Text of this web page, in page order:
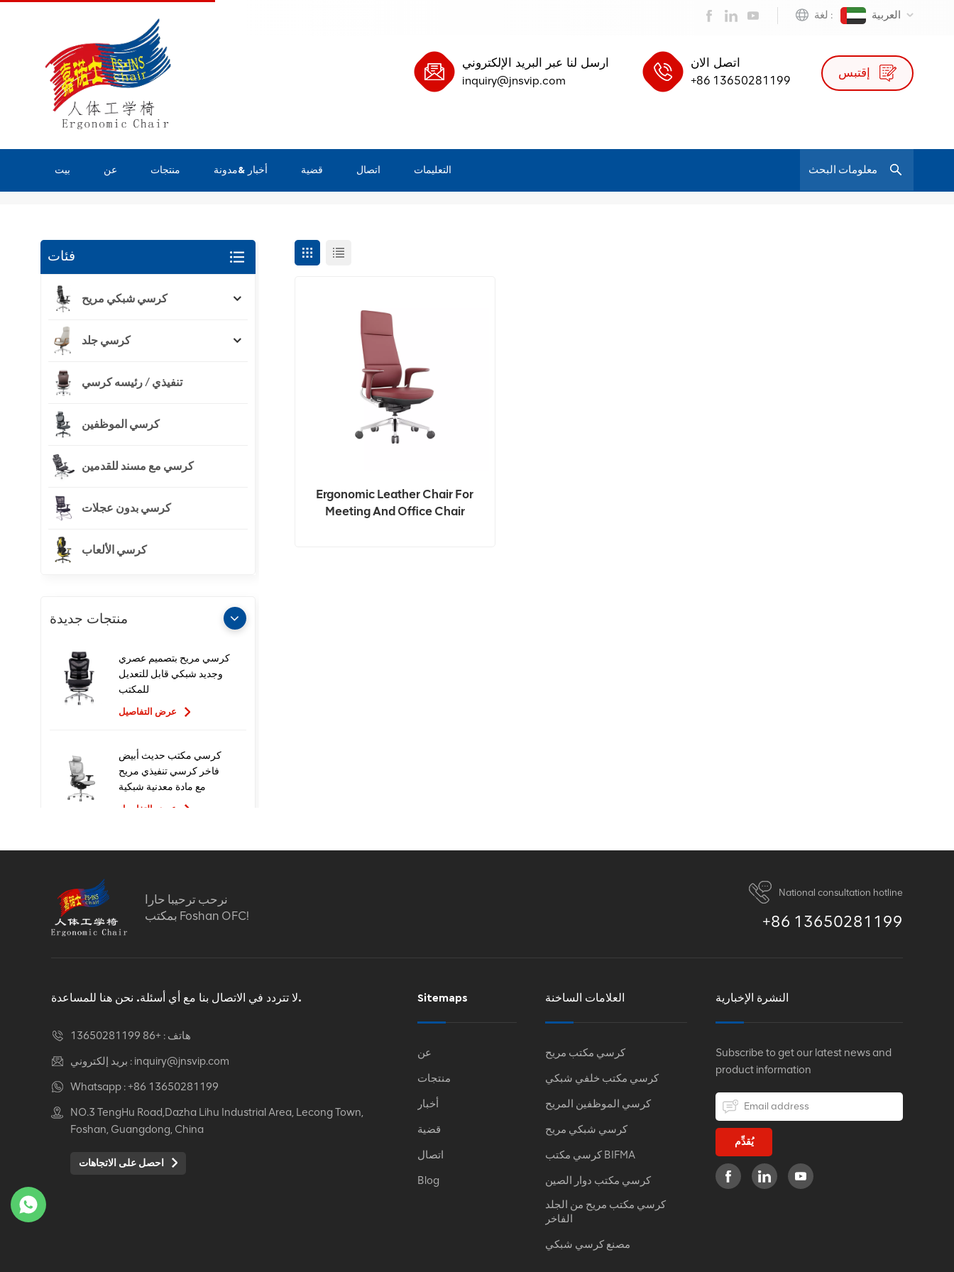
لغة :
ارسل لنا عبر البريد الإلكتروني
inquiry@jnsvip.com
اتصل الان
+86 13650281199
بيت عن منتجات أخبار &مدونة قضية اتصال التعليمات
يبحث
Ergonomic Leather Chair For
Meeting And Office Chair
فئات
كرسي شبكي مريح
كرسي جلد
تنفيذي / رئيسه كرسي
كرسي الموظفين
كرسي مع مسند للقدمين
كرسي بدون عجلات
كرسي الألعاب
منتجات جديدة
كرسي مريح بتصميم عصري
وجديد شبكي قابل للتعديل
للمكتب
كرسي مكتب حديث أبيض
فاخر كرسي تنفيذي مريح
مع مادة معدنية شبكية
للاستخدام المكتبي
تصميم جديد عالي الجودة
عرض التفاصيل
كرسي جلدي مريح Auding:
المكتبي والمنزلي
عرض التفاصيل
كرسي جلدي مريح من
طوال اليوم
نرحب ترحيبا حارا
بمكتب Foshan OFC!
National consultation hotline
+86 13650281199
لا تتردد في الاتصال بنا مع أي أسئلة. نحن هنا للمساعدة.
هاتف : +86 13650281199
بريد إلكتروني : inquiry@jnsvip.com
Whatsapp :+86 13650281199
NO.3 TengHu Road,Dazha Lihu Industrial Area, Lecong Town,
Foshan, Guangdong, China
Sitemaps
عن
منتجات
أخبار
قضية
اتصال
Blog
العلامات الساخنة
كرسي مكتب مريح
كرسي مكتب خلفي شبكي
كرسي الموظفين المريح
كرسي شبكي مريح
كرسي مكتب BIFMA
كرسي مكتب دوار الصين
كرسي مكتب مريح من الجلد
الفاخر
مصنع كرسي شبكي
النشرة الإخبارية
Subscribe to get our latest news and
product information
يُقدِّم